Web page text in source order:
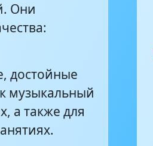
ВОни
достойные
музыкальный
а также для